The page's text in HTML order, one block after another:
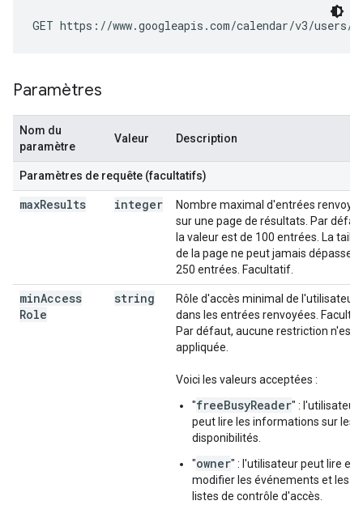
GET https://www.googleapis.com/calendar/v3/users/
Paramètres
Nom du
paramètre
Valeur Description
Paramètres de requête (facultatifs)
maxResults integer
Nombre maximal d'entrées
sur une page de résultats. Par
la valeur est de 100 entrées. La taille
de la page ne peut jamais dépasser
250 entrées. Facultatif.
minAccess
Role
string
Rôle d'accès minimal de l'utilisateur
dans les entrées renvoyées.
Par défaut, aucune restriction n'est
appliquée.
Voici les valeurs acceptées :
"freeBusyReader" : l'utilisateur
peut lire les informations sur les
disponibilités.
"owner" : l'utilisateur peut lire et
modifier les événements et les
listes de contrôle d'accès.